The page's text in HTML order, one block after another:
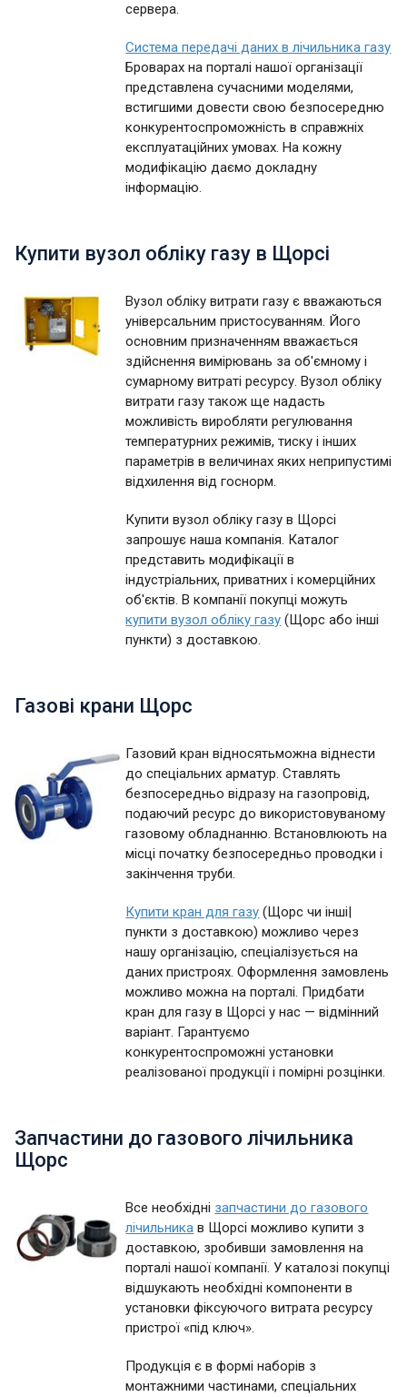
сервера.
Система передачі даних в лічильника газу
Броварах на порталі нашої організації
представлена сучасними моделями,
встигшими довести свою безпосередню
конкурентоспроможність в справжніх
експлуатаційних умовах. На кожну
модифікацію даємо докладну
інформацію.
Купити вузол обліку газу в Щорсі
Вузол обліку витрати газу є вважаються
універсальним пристосуванням. Його
основним призначенням вважається
здійснення вимірювань за об'ємному і
сумарному витраті ресурсу. Вузол обліку
витрати газу також ще надасть
можливість виробляти регулювання
температурних режимів, тиску і інших
параметрів в величинах яких неприпустимі
відхилення від госнорм.
Купити вузол обліку газу в Щорсі
запрошує наша компанія. Каталог
представить модифікації в
індустріальних, приватних і комерційних
об'єктів. В компанії покупці можуть
купити вузол обліку газу (Щорс або інші
пункти) з доставкою.
Газові крани Щорс
Газовий кран відносятьможна віднести
до спеціальних арматур. Ставлять
безпосередньо відразу на газопровід,
подаючий ресурс до використовуваному
газовому обладнанню. Встановлюють на
місці початку безпосередньо проводки і
закінчення труби.
Купити кран для газу (Щорс чи інші|
пункти з доставкою) можливо через
нашу організацію, спеціалізується на
даних пристроях. Оформлення замовлень
можливо можна на порталі. Придбати
кран для газу в Щорсі у нас — відмінний
варіант. Гарантуємо
конкурентоспроможні установки
реалізованої продукції і помірні розцінки.
Запчастини до газового лічильника
Щорс
Все необхідні запчастини до газового
лічильника в Щорсі можливо купити з
доставкою, зробивши замовлення на
порталі нашої компанії. У каталозі покупці
відшукають необхідні компоненти в
установки фіксуючого витрата ресурсу
пристрої «під ключ».
Продукція є в формі наборів з
монтажними частинами, спеціальних